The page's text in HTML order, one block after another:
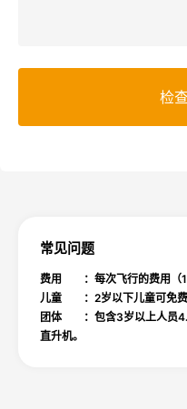
常见问题
费用 ：每次飞行的费用（1
儿童 ：2岁以下儿童可免费
团体 ：包含3岁以上人员4
直升机。